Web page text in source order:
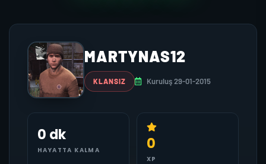
MARTYNAS12
KLANSIZ Kuruluş 29-01-2015
0 dk
HAYATTA KALMA 0
XP